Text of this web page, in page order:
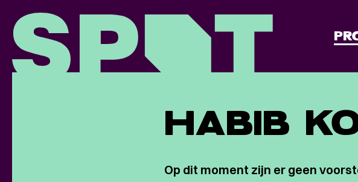
HABIB
Op dit moment zijn er geen